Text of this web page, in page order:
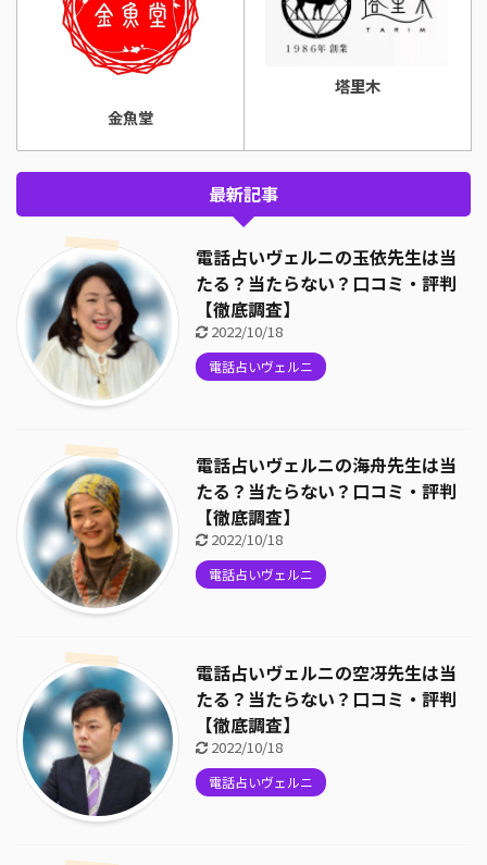
金魚堂
塔里木
最新記事
電話占いヴェルニの玉依先生は当
たる？当たらない？口コミ・評判
【徹底調査】
2022/10/18
電話占いヴェルニ
電話占いヴェルニの海舟先生は当
たる？当たらない？口コミ・評判
【徹底調査】
2022/10/18
電話占いヴェルニ
電話占いヴェルニの空冴先生は当
たる？当たらない？口コミ・評判
【徹底調査】
2022/10/18
電話占いヴェルニ